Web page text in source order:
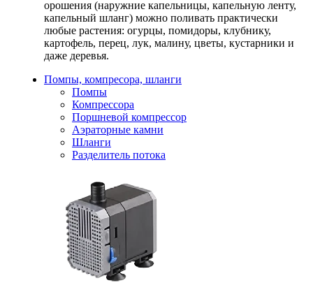
орошения (наружние капельницы, капельную ленту,
капельный шланг) можно поливать практически
любые растения: огурцы, помидоры, клубнику,
картофель, перец, лук, малину, цветы, кустарники и
даже деревья.
Помпы, компресора, шланги
Помпы
Компрессора
Поршневой компрессор
Аэраторные камни
Шланги
Разделитель потока